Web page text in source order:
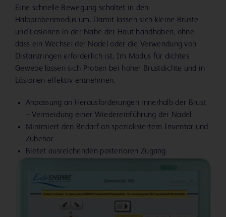
Eine schnelle Bewegung schaltet in den
Halbprobenmodus um. Damit lassen sich kleine Brüste
und Läsionen in der Nähe der Haut handhaben, ohne
dass ein Wechsel der Nadel oder die Verwendung von
Distanzringen erforderlich ist. Im Modus für dichtes
Gewebe lassen sich Proben bei hoher Brustdichte und in
Läsionen effektiv entnehmen.
Anpassung an Herausforderungen innerhalb der Brust
– Vermeidung einer Wiedereinführung der Nadel
Minimiert den Bedarf an spezialisiertem Inventar und
Zubehör
Bietet ausreichenden posterioren Zugang
Spülschlauchkassette kommen.
Das System nur an einer für medizinische
Geräteausstattungen geeigneten Steckdose mit
korrekter Spannung anschließen. Anderenfalls kann
das Produkt beschädigt werden.
Bei Patienten, die an Blutgerinnungsstörungen
leiden oder sich unter Antikoagulanzientherapie
Komplikationsrisiko.
Wie bei allen Biopsieinstrumenten besteht ein
Infektionsrisiko.
Alle Brustbiopsien sollten immer unter
Bildgebungskontrolle erfolgen, um die
Probenahmebereich zu bestätigen und das Risiko
einer falsch negativen Biopsie zu senken.
Bei Durchführung einer Biopsie mit EnCor™ und
EnCor™ MRT-Biopsienadeln ist zu beachten, dass